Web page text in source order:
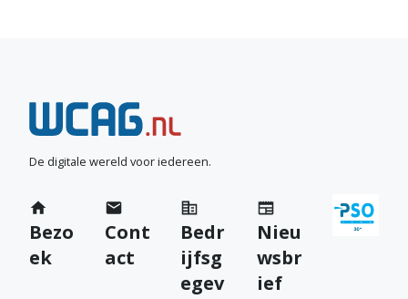
N
e
e
m
c
o
De digitale wereld voor iedereen.
Bezo
ek
Cont
act
Bedr
ijfsg
egev
Nieu
wsbr
ief